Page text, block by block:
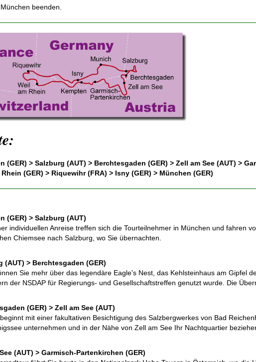
beenden.
(GER) > Salzburg (AUT) > Berchtesgaden (GER) > Zell am See (AUT) >
(GER) > Riquewihr (FRA) > Isny (GER) > München (GER)
(GER) > Salzburg (AUT)
individuellen Anreise treffen sich die Tourteilnehmer in München und fahren
Chiemsee nach Salzburg, wo Sie übernachten.
(AUT) > Berchtesgaden (GER)
Sie mehr über das legendäre Eagle's Nest, das Kehlsteinhaus am Gipfel
der NSDAP für Regierungs- und Gesellschaftstreffen genutzt wurde. Die
(GER) > Zell am See (AUT)
mit einer fakultativen Besichtigung des Salzbergwerkes von Bad
unternehmen und in der Nähe von Zell am See Ihr Nachtquartier
(AUT) > Garmisch-Partenkirchen (GER)